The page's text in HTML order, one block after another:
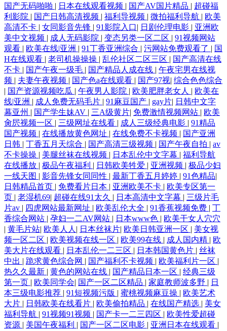
国产无码啪啪 | 日本在线观看视频 | 国产AV国片精品 | 超碰福
利影院 | 国产日韩高清视频 | 福利导视频 | 微拍福利导航 | 欧美
高清不卡 | 女同影音先锋 | 91影院入口| 日剧伦理电影 | 亚洲欧
美中文视频 | 成人无码影院 | 变态另类一区二区 | 91视频网站
观看 | 欧美在线|亚洲 | 91丁香亚洲综合 | 污网站免费观看了 | 国
H在线观看 | 老司机操操操 | 乱伦社区二区三区 | 国产高清在线
不卡 | 国产午夜一级毛 | 国产精品人成在线 | 午夜宅男在线视
频 | 夫妻午夜视频 | 国产色a在线观看 | 国产97视| 综合色色综合
| 国产资源视频吃瓜 | 午夜男人影院 | 欧美肥胖老女人 | 欧美在
线|亚洲 | 成人免费无码毛片 | 91麻豆国产 | gay片| 日韩中文字
幕亚州 | 国产学生妹AV | 三A级黄片| 免费激情视频网站 | 欧美
肏屄视频一区 | 三级网址在线看 | 成人三级经典电影 | 91精品
国产视频 | 在线播放黄色网址 | 在线免费不卡视频 | 国产亚洲
日韩 | 丁香五月天综合 | 国产高清三级视频 | 国产午夜自拍 | av
不卡操操 | 美腿丝袜在线视频 | 日本乱伦中文字幕 | 福利导航
在线播放 | 极品午夜福利 | 日韩欧美牲爱 | 亚洲视频 | 极品少妇
一线天图 | 影音先锋女同同性 | 最新丁香五月婷婷 | 91色精品|
日韩精品首页 | 免费看片日本 | 亚洲欧美不卡 | 欧美专区第一
页 | 老湿机69| 超碰在线91太久 | 日本高清中文字幕 | 三级片毛
片av | 四虎网站最新网址 | 欧美乱伦大全 | 91香蕉视频免费 | 丁
香综合网站 | 孕妇一二AV网站 | 日本www色 | 欧美干女人穴穴
| 黄毛片站| 欧美人人 | 日本丝袜片| 欧美日韩亚洲一区 | 美女视
频一区二区 | 欧美视频在线一区 | 欧美99在线 | 成人国内精 | 欧
美大片在线观看 | 日本乱伦一二三区 | 日本韩国黄色片 | 丝袜
中出 | 跪求黄色综合网 | 国产福利不卡视频 | 欧美福利片一区 |
热久久最新 | 黄色的网站在线 | 国产精品日本一区 | 经典三级
第一页 | 欧美同学会| 国产一区二区精品 | 家庭教师波多野 | 日
本三级电影推荐 | 91短视频污版 | 蜜桃视频麻豆操 | 欧美艺术
大片 | 日韩欧美在线看片 | 欧美偷拍精品 | 在线国产精选 | 美女
福利导航 | 91视频91视频 | 国产卡一二三四区 | 欧美性爱超碰
资源 | 美国午夜福利 | 国产一区二区电影 | 亚洲日本在线观看 |